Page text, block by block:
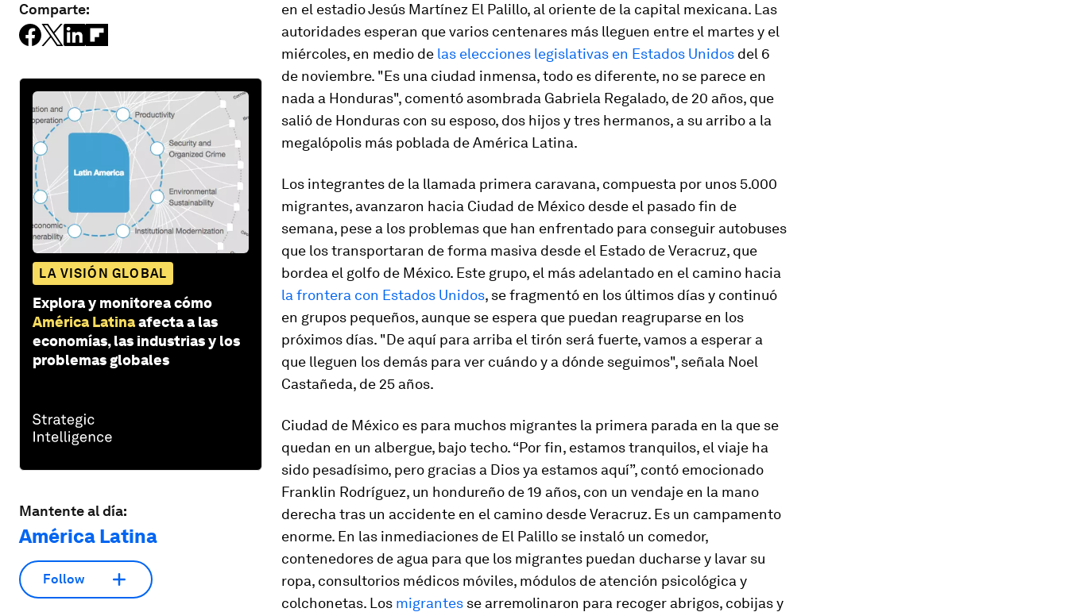
Comparte:
LA VISIÓN GLOBAL
Explora y monitorea cómo
América Latinaafecta a las
economías, las industrias y los
problemas globales
Mantente al día:
América Latina
Follow
en el estadio Jesús Martínez El Palillo, al oriente de la capital mexicana. Las
autoridades esperan que varios centenares más lleguen entre el martes y el
miércoles, en medio de las elecciones legislativas en Estados Unidos del 6
de noviembre. "Es una ciudad inmensa, todo es diferente, no se parece en
nada a Honduras", comentó asombrada Gabriela Regalado, de 20 años, que
salió de Honduras con su esposo, dos hijos y tres hermanos, a su arribo a la
megalópolis más poblada de América Latina.
Los integrantes de la llamada primera caravana, compuesta por unos 5.000
migrantes, avanzaron hacia Ciudad de México desde el pasado fin de
semana, pese a los problemas que han enfrentado para conseguir autobuses
que los transportaran de forma masiva desde el Estado de Veracruz, que
bordea el golfo de México. Este grupo, el más adelantado en el camino hacia
la frontera con Estados Unidos, se fragmentó en los últimos días y continuó
en grupos pequeños, aunque se espera que puedan reagruparse en los
próximos días. "De aquí para arriba el tirón será fuerte, vamos a esperar a
que lleguen los demás para ver cuándo y a dónde seguimos", señala Noel
Castañeda, de 25 años.
Ciudad de México es para muchos migrantes la primera parada en la que se
quedan en un albergue, bajo techo. “Por fin, estamos tranquilos, el viaje ha
sido pesadísimo, pero gracias a Dios ya estamos aquí”, contó emocionado
Franklin Rodríguez, un hondureño de 19 años, con un vendaje en la mano
derecha tras un accidente en el camino desde Veracruz. Es un campamento
enorme. En las inmediaciones de El Palillo se instaló un comedor,
contenedores de agua para que los migrantes puedan ducharse y lavar su
ropa, consultorios médicos móviles, módulos de atención psicológica y
colchonetas. Los migrantes se arremolinaron para recoger abrigos, cobijas y